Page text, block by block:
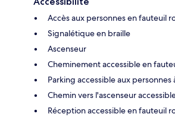
Accès aux personnes en fauteuil
Signalétique en braille
Ascenseur
Cheminement accessible en
Parking accessible aux
Chemin vers l'ascenseur
Réception accessible en fauteuil